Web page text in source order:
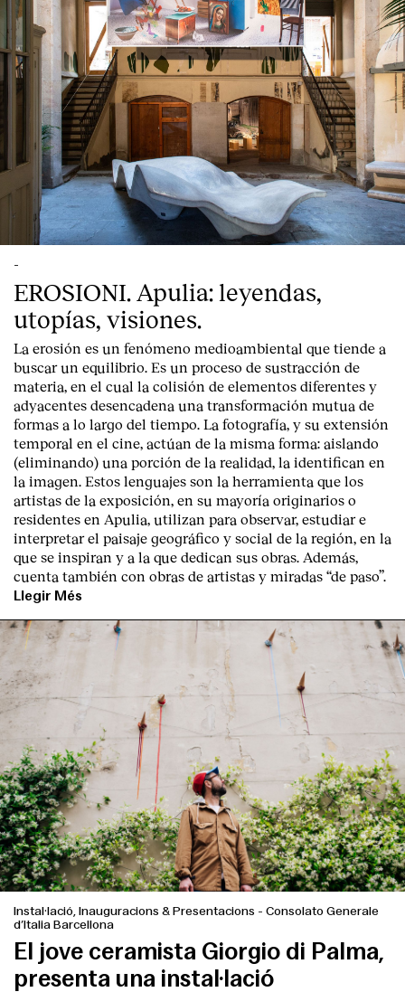
-
EROSIONI. Apulia: leyendas,
utopías, visiones.
La erosión es un fenómeno medioambiental que tiende a
buscar un equilibrio. Es un proceso de sustracción de
materia, en el cual la colisión de elementos diferentes y
adyacentes desencadena una transformación mutua de
formas a lo largo del tiempo. La fotografía, y su extensión
temporal en el cine, actúan de la misma forma: aislando
(eliminando) una porción de la realidad, la identifican en
la imagen. Estos lenguajes son la herramienta que los
artistas de la exposición, en su mayoría originarios o
residentes en Apulia, utilizan para observar, estudiar e
interpretar el paisaje geográfico y social de la región, en la
que se inspiran y a la que dedican sus obras. Además,
cuenta también con obras de artistas y miradas “de paso”.
Llegir Més
Instal·lació, Inauguracions & Presentacions - Consolato Generale
d’Italia Barcellona
El jove ceramista Giorgio di Palma,
presenta una instal·lació